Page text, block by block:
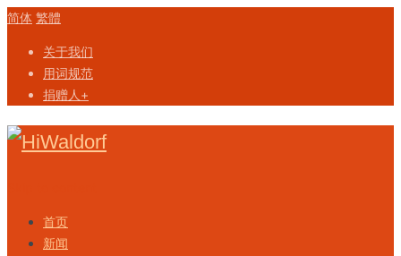
简体 繁體
关于我们
用词规范
捐赠人+
首页
新闻